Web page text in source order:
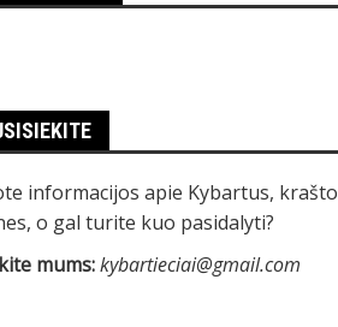
informacijos apie Kybartus, krašto
o gal turite kuo pasidalyti?
mums:kybartieciai@gmail.com